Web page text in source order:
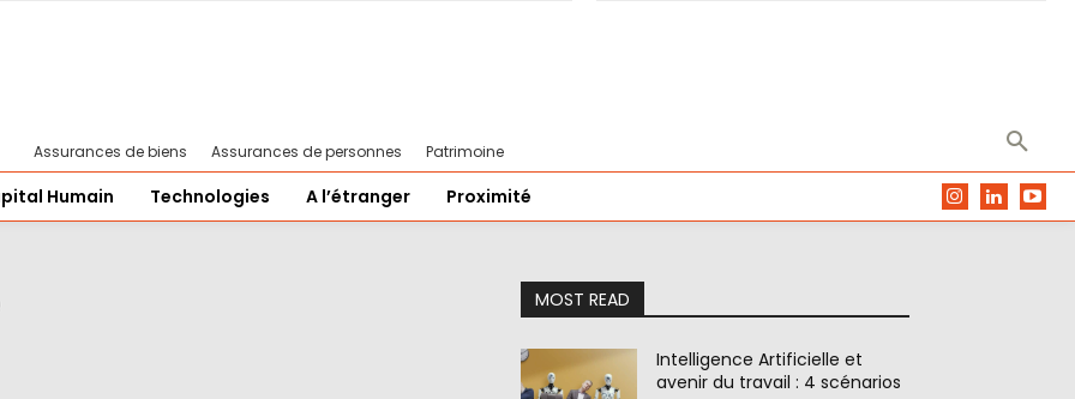
Assurances de biens Assurances de personnes Patrimoine
Humain Technologies A l’étranger Proximité
MOST READ
Intelligence Artificielle et
avenir du travail : 4 scénarios